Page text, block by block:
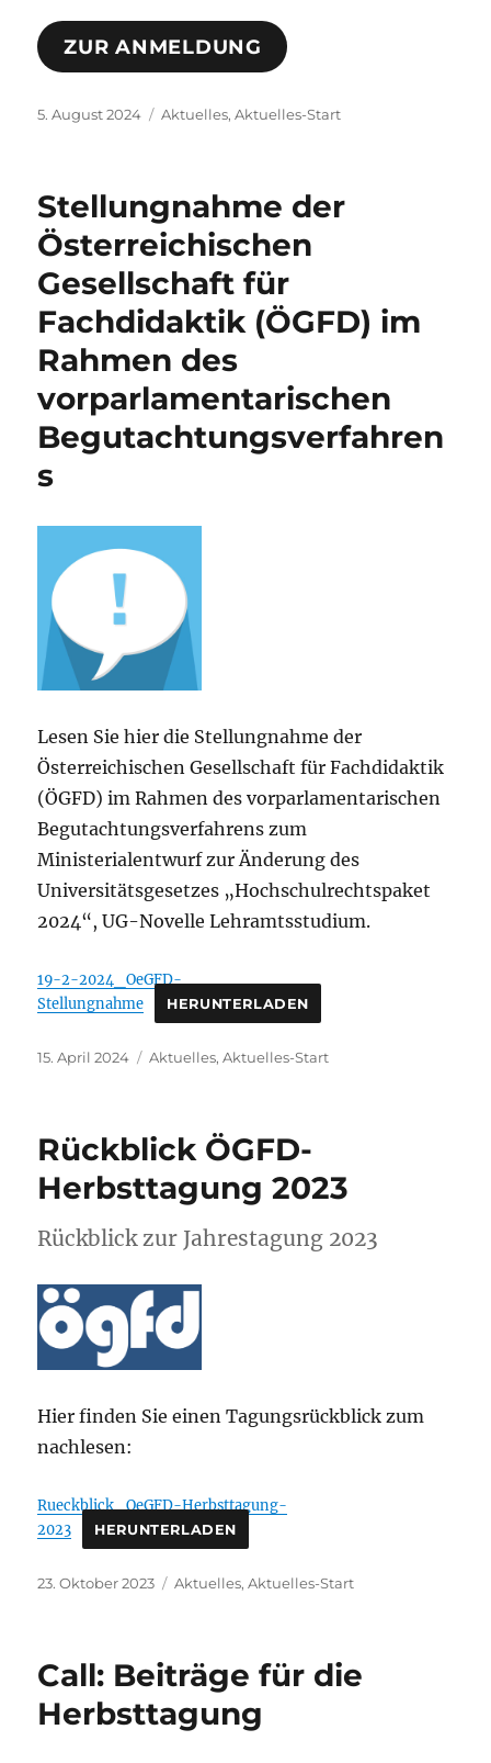
ZUR ANMELDUNG
Veröffentlicht
5. August 2024 Kategorien
Aktuelles,Aktuelles-Start
Stellungnahme der
Österreichischen
Gesellschaft für
Fachdidaktik (ÖGFD) im
Rahmen des
vorparlamentarischen
Begutachtungsverfahren
s
Lesen Sie hier die Stellungnahme der
Österreichischen Gesellschaft für Fachdidaktik
(ÖGFD) im Rahmen des vorparlamentarischen
Begutachtungsverfahrens zum
Ministerialentwurf zur Änderung des
Universitätsgesetzes „Hochschulrechtspaket
2024“, UG-Novelle Lehramtsstudium.
19-2-2024_OeGFD-
Stellungnahme
HERUNTERLADEN
Veröffentlicht
15. April 2024 Kategorien
Aktuelles,Aktuelles-Start
Rückblick ÖGFD-
Herbsttagung 2023
Rückblick zur Jahrestagung 2023
Hier finden Sie einen Tagungsrückblick zum
nachlesen:
Rueckblick_OeGFD-Herbsttagung-
2023
HERUNTERLADEN
Veröffentlicht
23. Oktober 2023 Kategorien
Aktuelles,Aktuelles-Start
Call: Beiträge für die
Herbsttagung